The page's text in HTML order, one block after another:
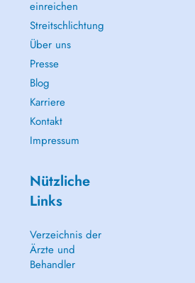
einreichen
Streitschlichtung
Über uns
Presse
Blog
Karriere
Kontakt
Impressum
Nützliche
Links
Verzeichnis der
Ärzte und
Behandler